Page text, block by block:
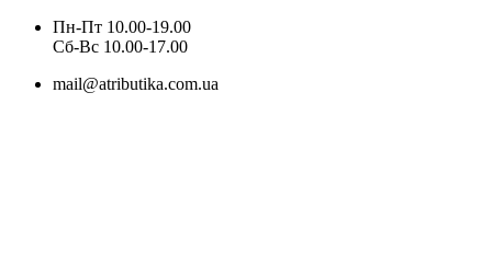
Пн-Пт 10.00-19.00
Cб-Вс 10.00-17.00
mail@atributika.com.ua